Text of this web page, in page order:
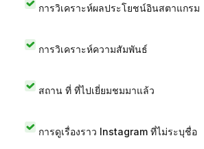
การวิเคราะห์ผลประโยชน์อินสตาแกรม
การวิเคราะห์ความสัมพันธ์
สถาน ที่ ที่ไปเยี่ยมชมมาแล้ว
การดูเรื่องราว Instagram ที่ไม่ระบุชื่อ